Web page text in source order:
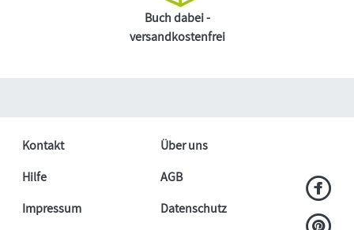
Buch dabei -
versandkostenfrei
Kontakt
Über uns
Hilfe
AGB
Impressum
Datenschutz